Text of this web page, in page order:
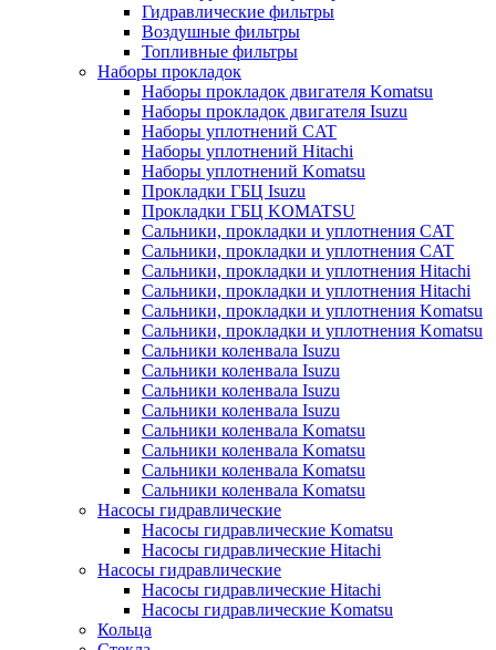
Гидравлические фильтры
Воздушные фильтры
Топливные фильтры
Наборы прокладок
Наборы прокладок двигателя Komatsu
Наборы прокладок двигателя Isuzu
Наборы уплотнений CAT
Наборы уплотнений Hitachi
Наборы уплотнений Komatsu
Прокладки ГБЦ Isuzu
Прокладки ГБЦ KOMATSU
Сальники, прокладки и уплотнения CAT
Сальники, прокладки и уплотнения CAT
Сальники, прокладки и уплотнения Hitachi
Сальники, прокладки и уплотнения Hitachi
Сальники, прокладки и уплотнения Komatsu
Сальники, прокладки и уплотнения Komatsu
Сальники коленвала Isuzu
Сальники коленвала Isuzu
Сальники коленвала Isuzu
Сальники коленвала Isuzu
Сальники коленвала Komatsu
Сальники коленвала Komatsu
Сальники коленвала Komatsu
Сальники коленвала Komatsu
Насосы гидравлические
Насосы гидравлические Komatsu
Насосы гидравлические Hitachi
Насосы гидравлические
Насосы гидравлические Hitachi
Насосы гидравлические Komatsu
Кольца